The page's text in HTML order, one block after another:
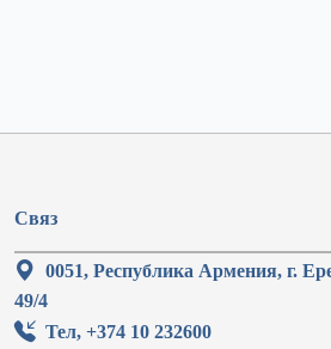
Связ
0051, Республика Армения, г.
49/4
Тел, +374 10 232600